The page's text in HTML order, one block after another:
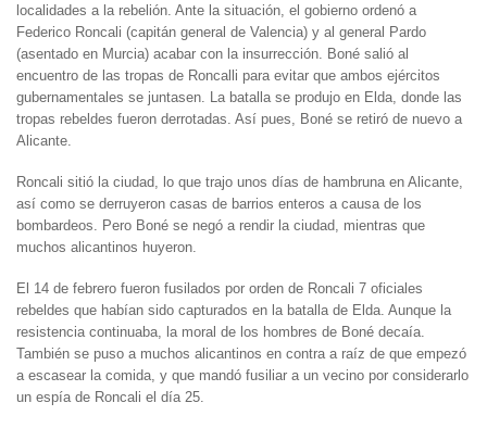
localidades a la rebelión. Ante la situación, el gobierno ordenó a
Federico Roncali (capitán general de Valencia) y al general Pardo
(asentado en Murcia) acabar con la insurrección. Boné salió al
encuentro de las tropas de Roncalli para evitar que ambos ejércitos
gubernamentales se juntasen. La batalla se produjo en Elda, donde las
tropas rebeldes fueron derrotadas. Así pues, Boné se retiró de nuevo a
Alicante.
Roncali sitió la ciudad, lo que trajo unos días de hambruna en Alicante,
así como se derruyeron casas de barrios enteros a causa de los
bombardeos. Pero Boné se negó a rendir la ciudad, mientras que
muchos alicantinos huyeron.
El 14 de febrero fueron fusilados por orden de Roncali 7 oficiales
rebeldes que habían sido capturados en la batalla de Elda. Aunque la
resistencia continuaba, la moral de los hombres de Boné decaía.
También se puso a muchos alicantinos en contra a raíz de que empezó
a escasear la comida, y que mandó fusiliar a un vecino por considerarlo
un espía de Roncali el día 25.